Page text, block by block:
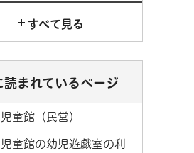
すべて見る
読まれているページ
童館（民営）
童館の幼児遊戯室の利